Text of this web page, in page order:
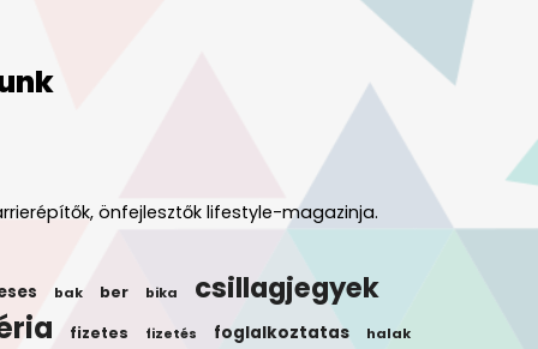
önfejlesztők lifestyle-magazinja.
bak ber bika csillagjegyek
fizetes fizetés foglalkoztatas halak